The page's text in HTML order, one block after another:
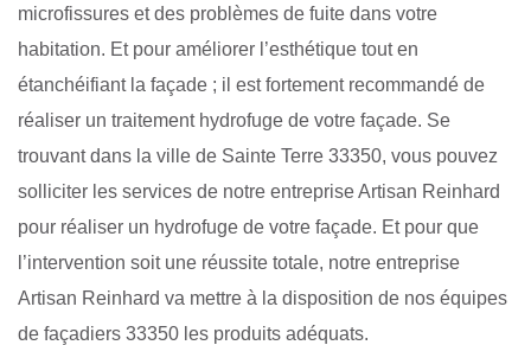
microfissures et des problèmes de fuite dans votre
habitation. Et pour améliorer l’esthétique tout en
étanchéifiant la façade ; il est fortement recommandé de
réaliser un traitement hydrofuge de votre façade. Se
trouvant dans la ville de Sainte Terre 33350, vous pouvez
solliciter les services de notre entreprise Artisan Reinhard
pour réaliser un hydrofuge de votre façade. Et pour que
l’intervention soit une réussite totale, notre entreprise
Artisan Reinhard va mettre à la disposition de nos équipes
de façadiers 33350 les produits adéquats.